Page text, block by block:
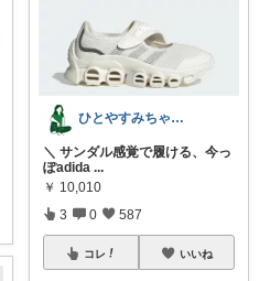
ひとやすみちゃん＊シンプルひとり暮らし
＼ サンダル感覚で履ける、今っ
ぽadida ...
￥ 10,010
3 0 587
コレ いいね